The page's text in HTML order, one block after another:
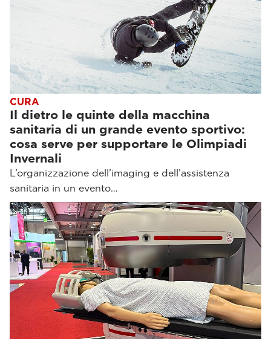
CURA
Il dietro le quinte della macchina
sanitaria di un grande evento sportivo:
cosa serve per supportare le Olimpiadi
Invernali
L’organizzazione dell’imaging e dell’assistenza
sanitaria in un evento…